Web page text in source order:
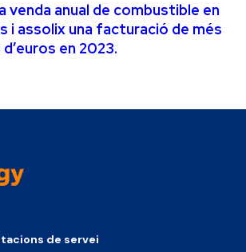
venda anual de combustible en
i assolix una facturació de més
en 2023.
de servei